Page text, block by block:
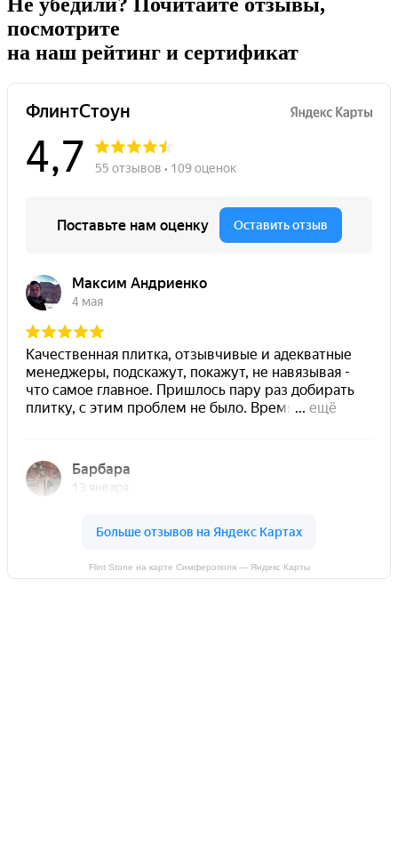
посмотрите
на наш рейтинг и сертификат
Flint Stone на карте Симферополя — Яндекс Карты